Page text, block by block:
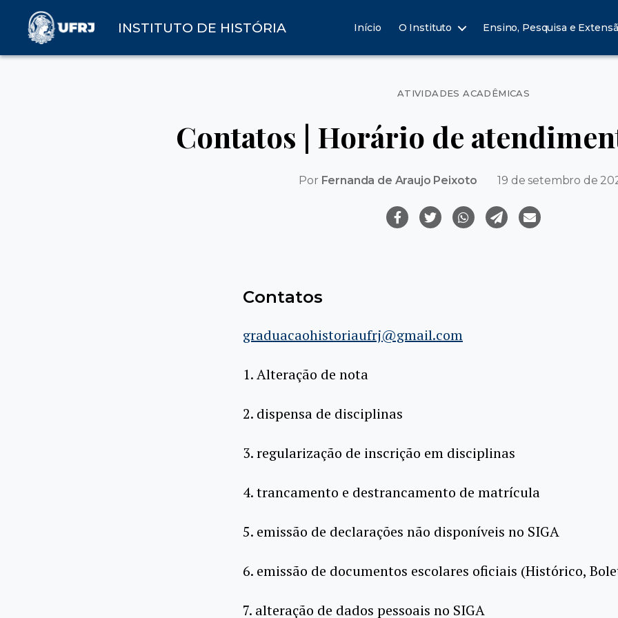
INSTITUTO DE HISTÓRIA Início O Instituto Ensino, Pesquisa e
Categorias
ATIVIDADES ACADÊMICAS
Contatos | Horário de
Por Fernanda de Araujo Peixoto 19 de setembro de
Contatos
graduacaohistoriaufrj@gmail.com
1. Alteração de nota
2. dispensa de disciplinas
3. regularização de inscrição em disciplinas
4. trancamento e destrancamento de matrícula
5. emissão de declarações não disponíveis no SIGA
6. emissão de documentos escolares oficiais (Histórico,
7. alteração de dados pessoais no SIGA